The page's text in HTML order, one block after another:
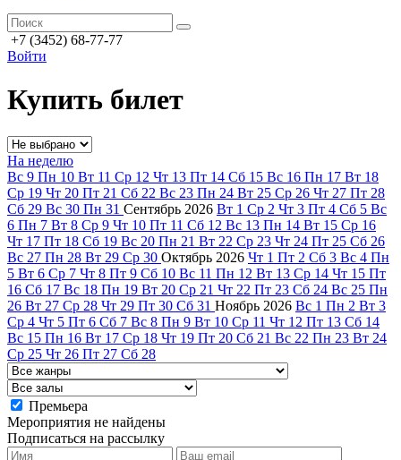
+7 (3452) 68-77-77
Войти
Купить билет
На неделю
Вс 9 Пн 10 Вт 11 Ср 12 Чт 13 Пт 14 Сб 15 Вс 16 Пн 17 Вт 18
Ср 19 Чт 20 Пт 21 Сб 22 Вс 23 Пн 24 Вт 25 Ср 26 Чт 27 Пт 28
Сб 29 Вс 30 Пн 31 Сентябрь 2026 Вт 1 Ср 2 Чт 3 Пт 4 Сб 5 Вс
6 Пн 7 Вт 8 Ср 9 Чт 10 Пт 11 Сб 12 Вс 13 Пн 14 Вт 15 Ср 16
Чт 17 Пт 18 Сб 19 Вс 20 Пн 21 Вт 22 Ср 23 Чт 24 Пт 25 Сб 26
Вс 27 Пн 28 Вт 29 Ср 30 Октябрь 2026 Чт 1 Пт 2 Сб 3 Вс 4 Пн
5 Вт 6 Ср 7 Чт 8 Пт 9 Сб 10 Вс 11 Пн 12 Вт 13 Ср 14 Чт 15 Пт
16 Сб 17 Вс 18 Пн 19 Вт 20 Ср 21 Чт 22 Пт 23 Сб 24 Вс 25 Пн
26 Вт 27 Ср 28 Чт 29 Пт 30 Сб 31 Ноябрь 2026 Вс 1 Пн 2 Вт 3
Ср 4 Чт 5 Пт 6 Сб 7 Вс 8 Пн 9 Вт 10 Ср 11 Чт 12 Пт 13 Сб 14
Вс 15 Пн 16 Вт 17 Ср 18 Чт 19 Пт 20 Сб 21 Вс 22 Пн 23 Вт 24
Ср 25 Чт 26 Пт 27 Сб 28
Премьера
Мероприятия не найдены
Подписаться на рассылку